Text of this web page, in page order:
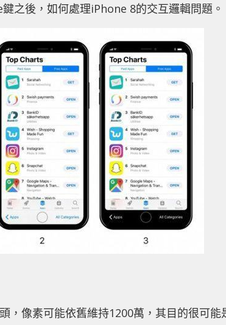
之後，如何處理iPhone 8的交互邏輯問題。
，像素可能依舊維持1200萬，其目的很可能